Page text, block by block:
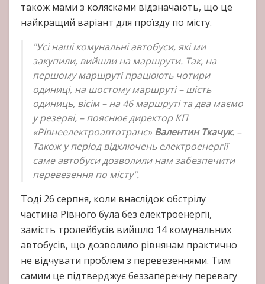
також мами з колясками відзначають, що це
найкращий варіант для проїзду по місту.
"Усі наші комунальні автобуси, які ми
закупили, вийшли на маршрути. Так, на
першому маршруті працюють чотири
одиниці, на шостому маршруті – шість
одиниць, вісім – на 46 маршруті та два маємо
у резерві, – пояснює директор КП
«Рівнеелектроавтотранс»Валентин Ткачук. –
Також у період відключень електроенергії
саме автобуси дозволили нам забезпечити
перевезення по місту".
Тоді 26 серпня, коли внаслідок обстрілу
частина Рівного була без електроенергії,
замість тролейбусів вийшло 14 комунальних
автобусів, що дозволило рівнянам практично
не відчувати проблем з перевезеннями. Тим
самим це підтверджує беззаперечну перевагу